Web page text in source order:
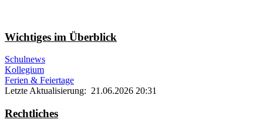
Wichtiges im Überblick
Schulnews
Kollegium
Ferien & Feiertage
Letzte Aktualisierung: 21.06.2026 20:31
Rechtliches